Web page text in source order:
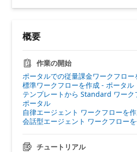
概要
作業の開始
ポータルでの従量課金ワークフロー
標準ワークフローを作成 - ポータル
テンプレートから Standard ワーク
ポータル
自律エージェント ワークフローを
会話型エージェント ワークフロー
チュートリアル